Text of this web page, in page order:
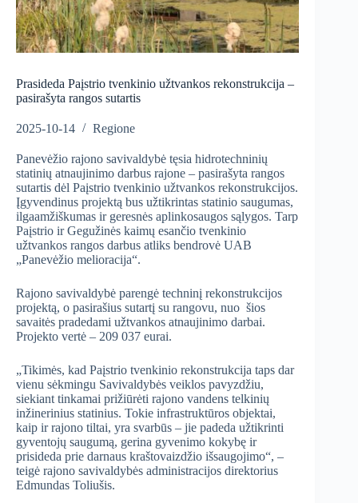
Prasideda Paįstrio tvenkinio užtvankos rekonstrukcija –
pasirašyta rangos sutartis
2025-10-14 Regione
Panevėžio rajono savivaldybė tęsia hidrotechninių
statinių atnaujinimo darbus rajone – pasirašyta rangos
sutartis dėl Paįstrio tvenkinio užtvankos rekonstrukcijos.
Įgyvendinus projektą bus užtikrintas statinio saugumas,
ilgaamžiškumas ir geresnės aplinkosaugos sąlygos. Tarp
Paįstrio ir Gegužinės kaimų esančio tvenkinio
užtvankos rangos darbus atliks bendrovė UAB
„Panevėžio melioracija“.
Rajono savivaldybė parengė techninį rekonstrukcijos
projektą, o pasirašius sutartį su rangovu, nuo šios
savaitės pradedami užtvankos atnaujinimo darbai.
Projekto vertė – 209 037 eurai.
„Tikimės, kad Paįstrio tvenkinio rekonstrukcija taps dar
vienu sėkmingu Savivaldybės veiklos pavyzdžiu,
siekiant tinkamai prižiūrėti rajono vandens telkinių
inžinerinius statinius. Tokie infrastruktūros objektai,
kaip ir rajono tiltai, yra svarbūs – jie padeda užtikrinti
gyventojų saugumą, gerina gyvenimo kokybę ir
prisideda prie darnaus kraštovaizdžio išsaugojimo“, –
teigė rajono savivaldybės administracijos direktorius
Edmundas Toliušis.